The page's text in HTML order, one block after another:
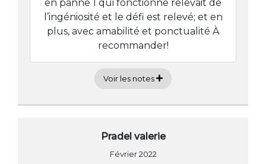
en panne 1 qui fonctionne relevait de
l’ingéniosité et le défi est relevé; et en
plus, avec amabilité et ponctualité À
recommander!
Voir les notes
Pradel valerie
Février 2022